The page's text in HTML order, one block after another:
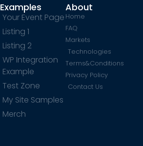
Examples
Your Event Page
Listing 1
Listing 2
WP Integration
Example
Test Zone
My Site Samples
Merch
About
Home
FAQ
Markets
Technologies
Terms&Conditions
Privacy Policy
Contact Us